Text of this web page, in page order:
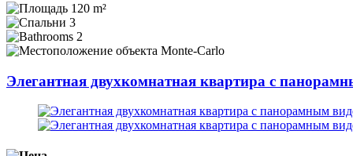
120 m²
3
2
Monte-Carlo
Элегантная двухкомнатная квартира с